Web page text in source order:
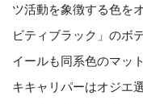
ツ活動を象徴する色を
ビティブラック」のボ
イールも同系色のマッ
キキャリパーはオジエ